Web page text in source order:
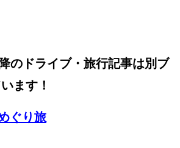
のドライブ・旅行記事は別ブ
ます！
ぐり旅